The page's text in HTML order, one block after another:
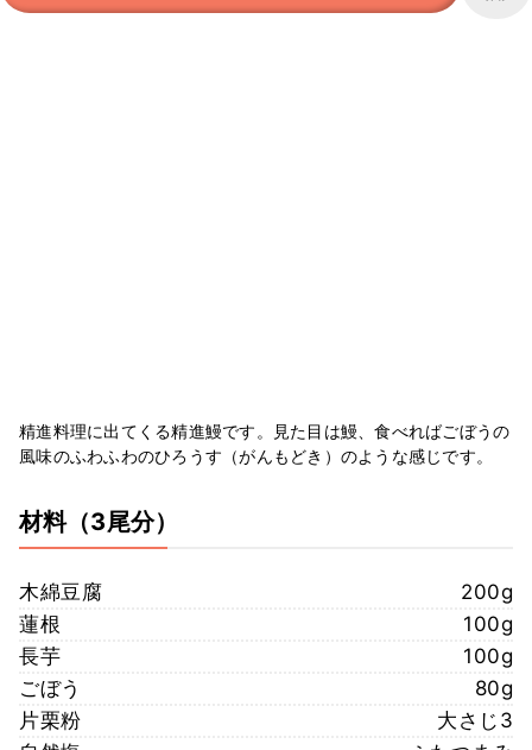
精進料理に出てくる精進鰻です。見た目は鰻、食べればごぼうの
風味のふわふわのひろうす（がんもどき）のような感じです。
材料（3尾分）
木綿豆腐
200g
蓮根
100g
長芋
100g
ごぼう
80g
片栗粉
大さじ3